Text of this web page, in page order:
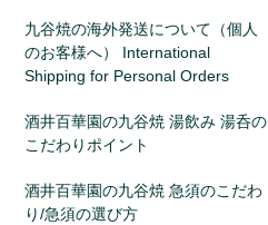
九谷焼の海外発送について（個人
のお客様へ） International
Shipping for Personal Orders
酒井百華園の九谷焼 湯飲み 湯呑の
こだわりポイント
酒井百華園の九谷焼 急須のこだわ
り/急須の選び方